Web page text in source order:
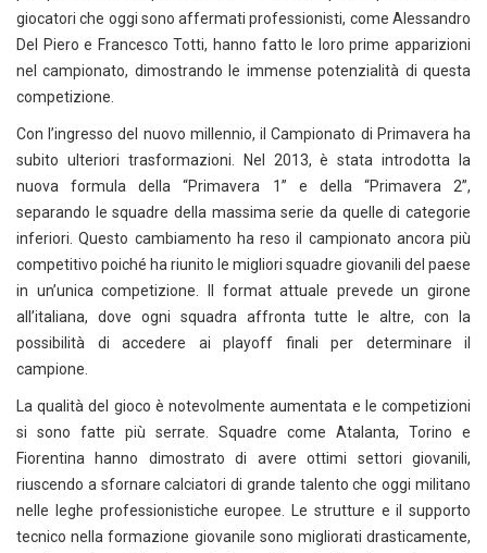
giocatori che oggi sono affermati professionisti, come Alessandro
Del Piero e Francesco Totti, hanno fatto le loro prime apparizioni
nel campionato, dimostrando le immense potenzialità di questa
competizione.
Con l’ingresso del nuovo millennio, il Campionato di Primavera ha
subito ulteriori trasformazioni. Nel 2013, è stata introdotta la
nuova formula della “Primavera 1” e della “Primavera 2”,
separando le squadre della massima serie da quelle di categorie
inferiori. Questo cambiamento ha reso il campionato ancora più
competitivo poiché ha riunito le migliori squadre giovanili del paese
in un’unica competizione. Il format attuale prevede un girone
all’italiana, dove ogni squadra affronta tutte le altre, con la
possibilità di accedere ai playoff finali per determinare il
campione.
La qualità del gioco è notevolmente aumentata e le competizioni
si sono fatte più serrate. Squadre come Atalanta, Torino e
Fiorentina hanno dimostrato di avere ottimi settori giovanili,
riuscendo a sfornare calciatori di grande talento che oggi militano
nelle leghe professionistiche europee. Le strutture e il supporto
tecnico nella formazione giovanile sono migliorati drasticamente,